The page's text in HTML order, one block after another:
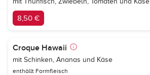
8,50 €
Croque Hawaii
mit Schinken, Ananas und Käse
enthällt Formfleisch